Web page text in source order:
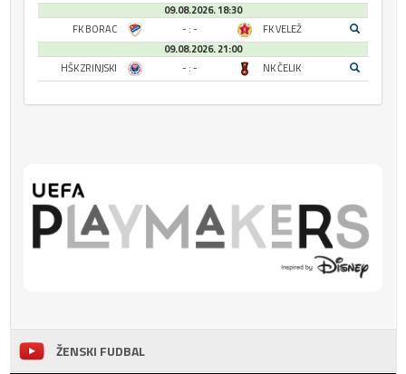
09.08.2026. 18:30
FK BORAC
- : -
FK VELEŽ
09.08.2026. 21:00
HŠK ZRINJSKI
- : - NK ČELIK
ŽENSKI FUDBAL